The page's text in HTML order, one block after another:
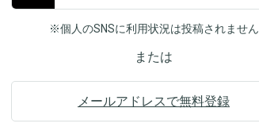
※個人のSNSに利用状況は投稿されません
または
メールアドレスで無料登録